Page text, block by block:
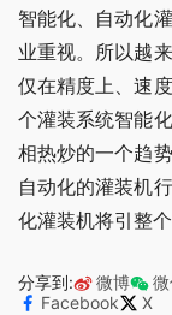
智能化、自动化
业重视。所以越
仅在精度上、速
个灌装系统智能
相热炒的一个趋
自动化的灌装机
化灌装机将引整个
分享到: 微博
Facebook
X